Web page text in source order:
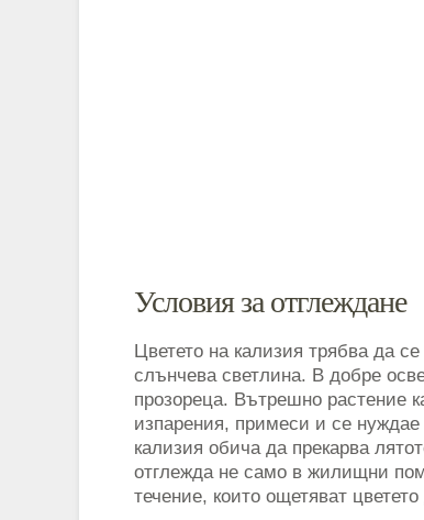
Условия за отглеждане
Цветето на кализия трябва да
слънчева светлина. В добре
прозореца. Вътрешно растение
изпарения, примеси и се
кализия обича да прекарва
отглежда не само в жилищни
течение, които ощетяват